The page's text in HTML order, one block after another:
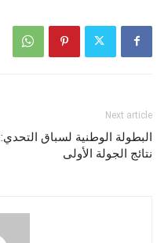
Next article
البطولة الوطنية لسباق التحدي:
نتائج الجولة الأولى